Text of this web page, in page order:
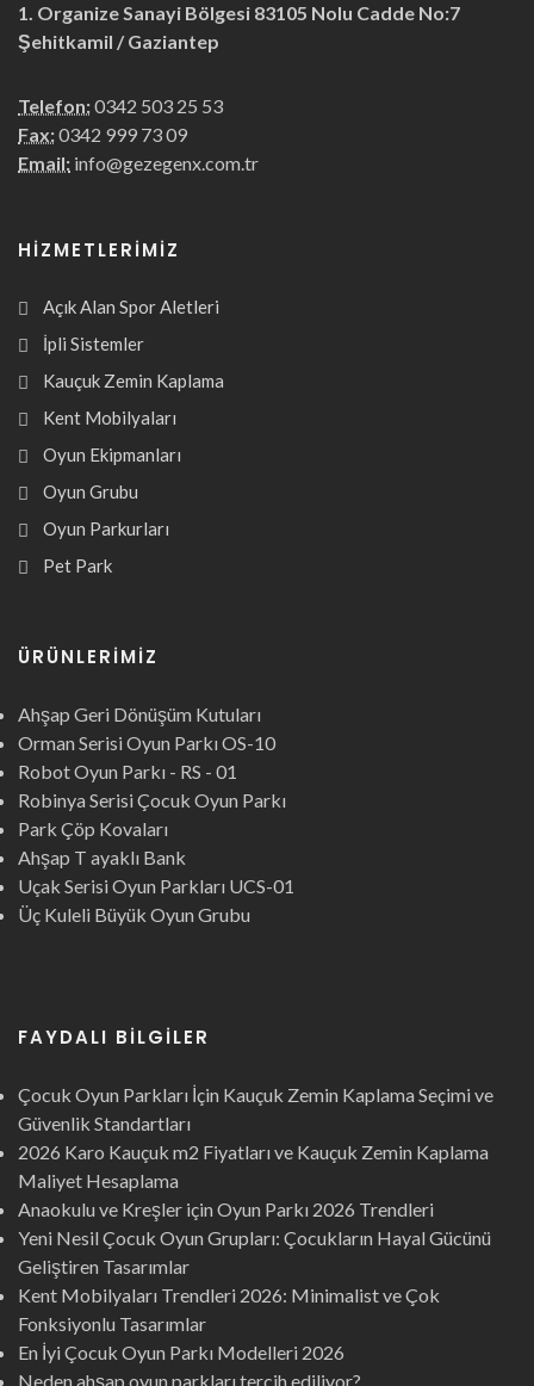
1. Organize Sanayi Bölgesi 83105 Nolu Cadde No:7
Şehitkamil / Gaziantep
Telefon:0342 503 25 53
Fax:0342 999 73 09
Email: info@gezegenx.com.tr
HIZMETLERIMIZ
Açık Alan Spor Aletleri
İpli Sistemler
Kauçuk Zemin Kaplama
Kent Mobilyaları
Oyun Ekipmanları
Oyun Grubu
Oyun Parkurları
Pet Park
ÜRÜNLERIMIZ
Ahşap Geri Dönüşüm Kutuları
Orman Serisi Oyun Parkı OS-10
Robot Oyun Parkı - RS - 01
Robinya Serisi Çocuk Oyun Parkı
Park Çöp Kovaları
Ahşap T ayaklı Bank
Uçak Serisi Oyun Parkları UCS-01
Üç Kuleli Büyük Oyun Grubu
FAYDALI BILGILER
Çocuk Oyun Parkları İçin Kauçuk Zemin Kaplama Seçimi ve
Güvenlik Standartları
2026 Karo Kauçuk m2 Fiyatları ve Kauçuk Zemin Kaplama
Maliyet Hesaplama
Anaokulu ve Kreşler için Oyun Parkı 2026 Trendleri
Yeni Nesil Çocuk Oyun Grupları: Çocukların Hayal Gücünü
Geliştiren Tasarımlar
Kent Mobilyaları Trendleri 2026: Minimalist ve Çok
Fonksiyonlu Tasarımlar
En İyi Çocuk Oyun Parkı Modelleri 2026
Neden ahşap oyun parkları tercih ediliyor?